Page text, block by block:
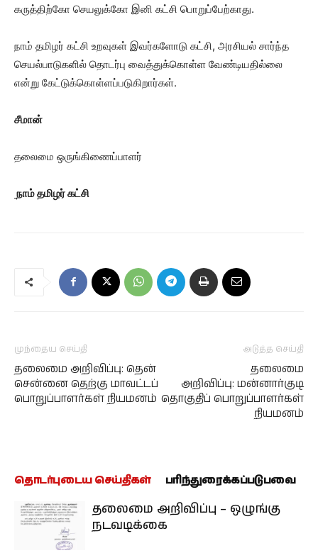
கருத்திற்கோ செயலுக்கோ இனி கட்சி பொறுப்பேற்காது.
நாம் தமிழர் கட்சி உறவுகள் இவர்களோடு கட்சி, அரசியல் சார்ந்த
செயல்பாடுகளில் தொடர்பு வைத்துக்கொள்ள வேண்டியதில்லை
என்று கேட்டுக்கொள்ளப்படுகிறார்கள்.
சீமான்
தலைமை ஒருங்கிணைப்பாளர்
நாம் தமிழர் கட்சி
முந்தைய செய்தி
தலைமை அறிவிப்பு: தென்
சென்னை தெற்கு மாவட்டப்
பொறுப்பாளர்கள் நியமனம்
அடுத்த செய்தி
தலைமை
அறிவிப்பு: மன்னார்குடி
தொகுதிப் பொறுப்பாளர்கள்
நியமனம்
தொடர்புடைய செய்திகள் பரிந்துரைக்கப்படுபவை
தலைமை அறிவிப்பு – ஒழுங்கு
நடவடிக்கை